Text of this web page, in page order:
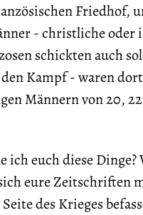
Friedhof,
- christliche oder
schickten auch
Kampf - waren
Männern von 20,
ich euch diese Dinge?
eure Zeitschriften
des Krieges